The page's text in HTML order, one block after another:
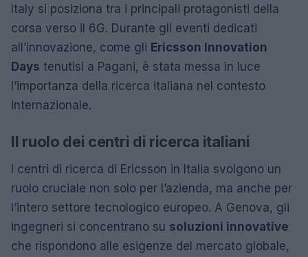
Italy si posiziona tra i principali protagonisti della
corsa verso il 6G. Durante gli eventi dedicati
all’innovazione, come gli Ericsson Innovation
Days tenutisi a Pagani, è stata messa in luce
l’importanza della ricerca italiana nel contesto
internazionale.
Il ruolo dei centri di ricerca italiani
I centri di ricerca di Ericsson in Italia svolgono un
ruolo cruciale non solo per l’azienda, ma anche per
l’intero settore tecnologico europeo. A Genova, gli
ingegneri si concentrano su soluzioni innovative
che rispondono alle esigenze del mercato globale,